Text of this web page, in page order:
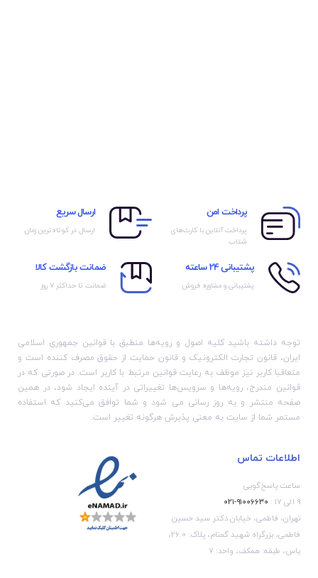
پرداخت امن
پرداخت آنلاین با کارت‌های
شتاب
ارسال سریع
ارسال در کوتاه‌ترین زمان
پشتیبانی 24 ساعته
پشتیبانی و مشاوره فروش
ضمانت بازگشت کالا
ضمانت تا حداکثر ۷ روز
توجه داشته باشید کلیه اصول و رویه‏‌ها منطبق با قوانین جمهوری اسلامی
ایران، قانون تجارت الکترونیک و قانون حمایت از حقوق مصرف کننده است و
متعاقبا کاربر نیز موظف به رعایت قوانین مرتبط با کاربر است. در صورتی که در
قوانین مندرج، رویه‏‌ها و سرویس‏‌ها تغییراتی در آینده ایجاد شود، در همین
صفحه منتشر و به روز رسانی می شود و شما توافق می‏‌کنید که استفاده
مستمر شما از سایت به معنی پذیرش هرگونه تغییر است.
اطلاعات تماس
ساعت پاسخ‌گویی
۹ الی ۱۷ :
۹۱۰۰۶۶۳۰-۰۲۱
تهران، فاطمی، خیابان دکتر سید حسین
فاطمی، بزرگراه شهید گمنام، پلاک: 26.0،
یاس، طبقه: همکف، واحد: 7